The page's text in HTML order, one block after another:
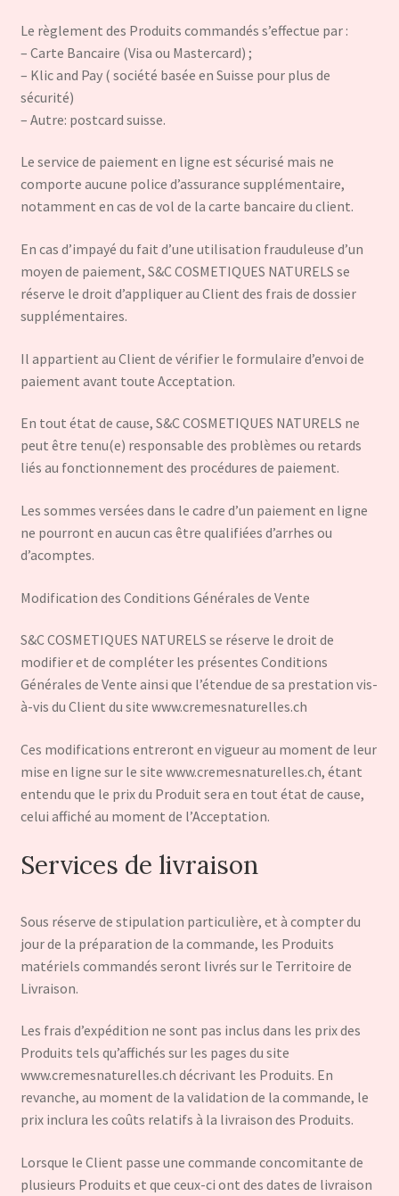
Le règlement des Produits commandés s’effectue par :
– Carte Bancaire (Visa ou Mastercard) ;
– Klic and Pay ( société basée en Suisse pour plus de
sécurité)
– Autre: postcard suisse.
Le service de paiement en ligne est sécurisé mais ne
comporte aucune police d’assurance supplémentaire,
notamment en cas de vol de la carte bancaire du client.
En cas d’impayé du fait d’une utilisation frauduleuse d’un
moyen de paiement, S&C COSMETIQUES NATURELS se
réserve le droit d’appliquer au Client des frais de dossier
supplémentaires.
Il appartient au Client de vérifier le formulaire d’envoi de
paiement avant toute Acceptation.
En tout état de cause, S&C COSMETIQUES NATURELS ne
peut être tenu(e) responsable des problèmes ou retards
liés au fonctionnement des procédures de paiement.
Les sommes versées dans le cadre d’un paiement en ligne
ne pourront en aucun cas être qualifiées d’arrhes ou
d’acomptes.
Modification des Conditions Générales de Vente
S&C COSMETIQUES NATURELS se réserve le droit de
modifier et de compléter les présentes Conditions
Générales de Vente ainsi que l’étendue de sa prestation vis-
à-vis du Client du site www.cremesnaturelles.ch
Ces modifications entreront en vigueur au moment de leur
mise en ligne sur le site www.cremesnaturelles.ch, étant
entendu que le prix du Produit sera en tout état de cause,
celui affiché au moment de l’Acceptation.
Services de livraison
Sous réserve de stipulation particulière, et à compter du
jour de la préparation de la commande, les Produits
matériels commandés seront livrés sur le Territoire de
Livraison.
Les frais d’expédition ne sont pas inclus dans les prix des
Produits tels qu’affichés sur les pages du site
www.cremesnaturelles.ch décrivant les Produits. En
revanche, au moment de la validation de la commande, le
prix inclura les coûts relatifs à la livraison des Produits.
Lorsque le Client passe une commande concomitante de
plusieurs Produits et que ceux-ci ont des dates de livraison